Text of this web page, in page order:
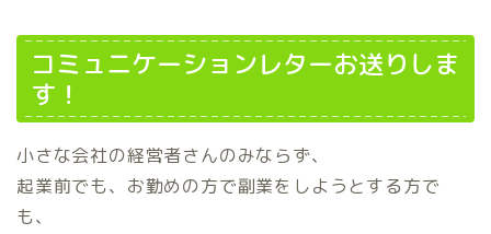
コミュニケーションレターお送りしま
す！
小さな会社の経営者さんのみならず、
起業前でも、お勤めの方で副業をしようとする方で
も、